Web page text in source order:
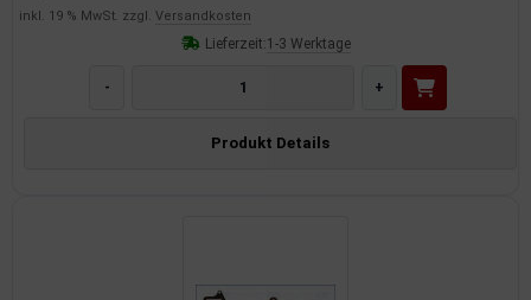
inkl. 19 % MwSt. zzgl. Versandkosten
Lieferzeit:1-3 Werktage
- +
Produkt Details